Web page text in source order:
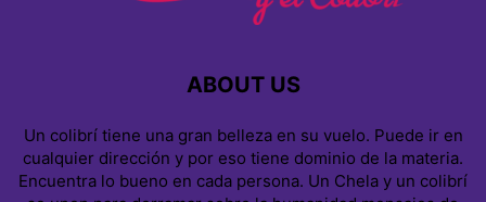
ABOUT US
Un colibrí tiene una gran belleza en su vuelo. Puede ir en
cualquier dirección y por eso tiene dominio de la materia.
Encuentra lo bueno en cada persona. Un Chela y un colibrí